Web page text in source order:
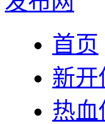
首页
新开
热血